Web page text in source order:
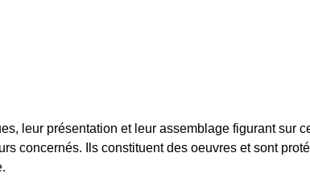
leur présentation et leur assemblage figurant sur
concernés. Ils constituent des oeuvres et sont